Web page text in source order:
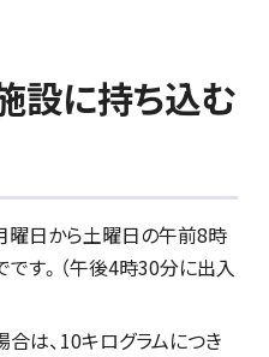
設に持ち込む
曜日から土曜日の午前8時
す。（午後4時30分に出入
は、10キログラムにつき